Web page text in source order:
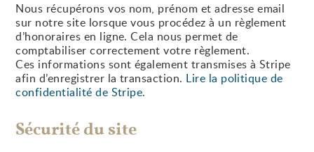
Nous récupérons vos nom, prénom et adresse email
sur notre site lorsque vous procédez à un règlement
d’honoraires en ligne. Cela nous permet de
comptabiliser correctement votre règlement.
Ces informations sont également transmises à Stripe
afin d’enregistrer la transaction. Lire la politique de
confidentialité de Stripe.
Sécurité du site